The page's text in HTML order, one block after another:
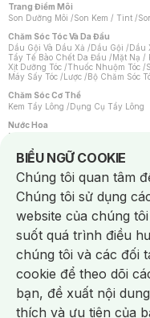
Trang Điểm Môi
Son Dưỡng Môi /Son Kem / Tint /
Chăm Sóc Tóc Và Da Đầu
Dầu Gội Và Dầu Xả /Dầu Gội /Dầu
Tẩy Tế Bào Chết Da Đầu /Mặt Nạ /
Xịt Dưỡng Tóc /Thuốc Nhuộm Tóc /
Máy Sấy Tóc /Lược /Bộ Chăm Sóc
Chăm Sóc Cơ Thể
Kem Tẩy Lông /Dụng Cụ Tẩy Lông
Nước Hoa
Nước Hoa Nữ
Chăm Sóc Cá Nhân
Chống Muỗi /Khẩu Trang /Máy
Sản Phẩm Chăm Sóc Khác /Bàn
Hỗ Trợ Trắng Răng/Kem Đánh
Tăm / Chỉ Nha Khoa/ Xịt Thơm
Khăn Ướt Vệ Sinh Vùng Kín/Băng
Máy Cạo Râu
Vấn Đề Về Da
Da Dầu / Lỗ Chân Lông To/ Da
Da Nhạy Cảm / Kích Ứng
Da Xỉn
Quầng Thâm & Bọng Mắt /Sẹo /
Dụng Cụ / Phụ Kiện Chăm Sóc Da
Bông Tẩy Trang
Khăn Lau Mặt Khô
Dụng Cụ Chăm Sóc Khác
BIỂU NGỮ COOKIE
Notice about cookies
Chúng tôi quan tâm
Chúng tôi sử dụng
website của chúng
suốt quá trình điều
chúng tôi và các đối
cookie để theo dõi
bạn, đề xuất nội
thích và ưu tiên của